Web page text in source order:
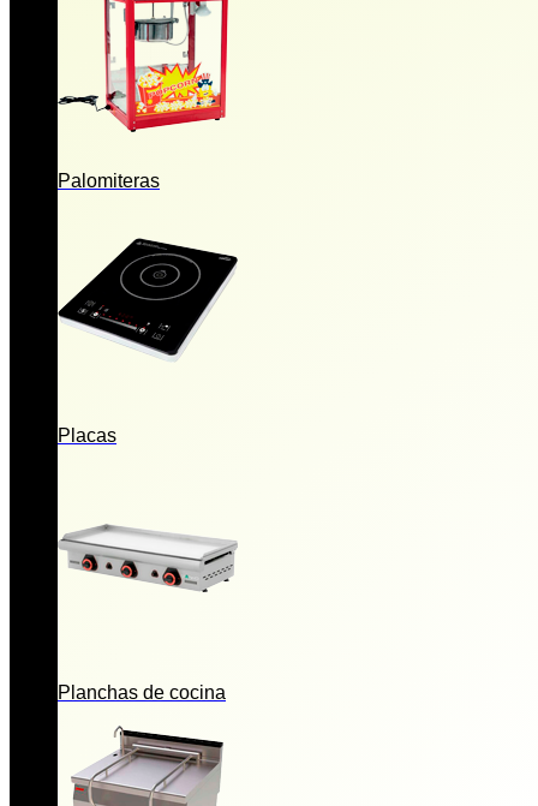
Palomiteras
Placas
Planchas de cocina